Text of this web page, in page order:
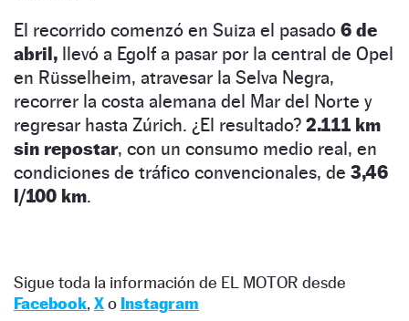
El recorrido comenzó en Suiza el pasado 6 de
abril, llevó a Egolf a pasar por la central de Opel
en Rüsselheim, atravesar la Selva Negra,
recorrer la costa alemana del Mar del Norte y
regresar hasta Zúrich. ¿El resultado? 2.111 km
sin repostar, con un consumo medio real, en
condiciones de tráfico convencionales, de 3,46
l/100 km.
Sigue toda la información de EL MOTOR desde
Facebook, Xo Instagram